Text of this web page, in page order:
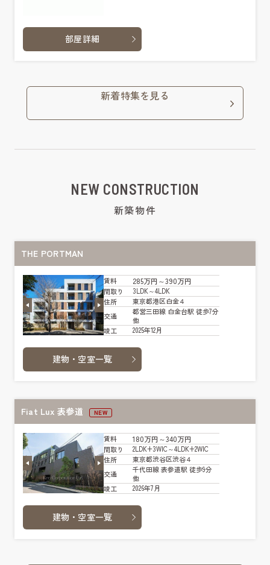
部屋詳細
新着特集を見る
NEW CONSTRUCTION
新築物件
THE PORTMAN
賃料 285万円～390万円
間取り
3LDK～4LDK
住所
東京都港区白金４
交通
都営三田線 白金台駅 徒歩7分
他
竣工
2025年12月
建物・空室一覧
Fiat Lux 表参道 NEW
賃料 180万円～340万円
間取り
2LDK+3WIC～4LDK+2WIC
住所
東京都渋谷区渋谷４
交通
千代田線 表参道駅 徒歩9分
他
竣工
2026年7月
建物・空室一覧